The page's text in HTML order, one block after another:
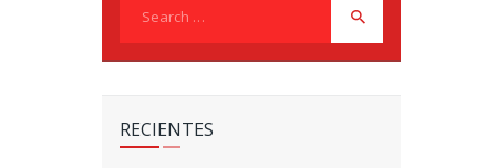
RECIENTES